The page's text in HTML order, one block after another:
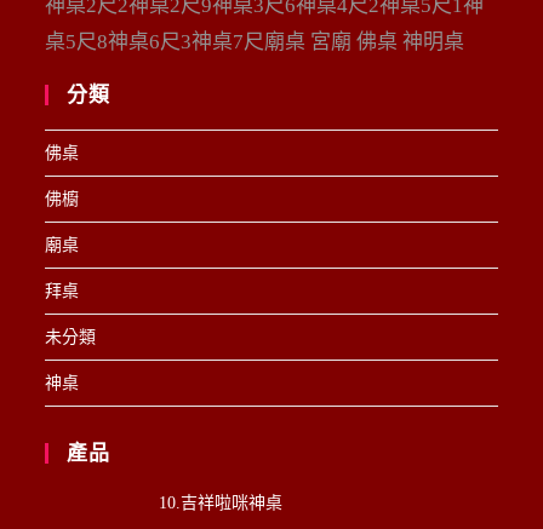
神桌2尺2神桌2尺9神桌3尺6神桌4尺2神桌5尺1神
桌5尺8神桌6尺3神桌7尺廟桌 宮廟 佛桌 神明桌
分類
佛桌
佛櫥
廟桌
拜桌
未分類
神桌
產品
10.吉祥啦咪神桌